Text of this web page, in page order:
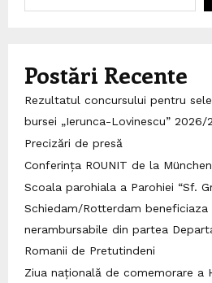
Postări Recente
Rezultatul concursului pentru
bursei „Ierunca-Lovinescu” 2026/
Precizări de presă
Conferința ROUNIT de la München
Scoala parohiala a Parohiei “Sf.
Schiedam/Rotterdam
nerambursabile din partea
Romanii de Pretutindeni
Ziua națională de comemorare a